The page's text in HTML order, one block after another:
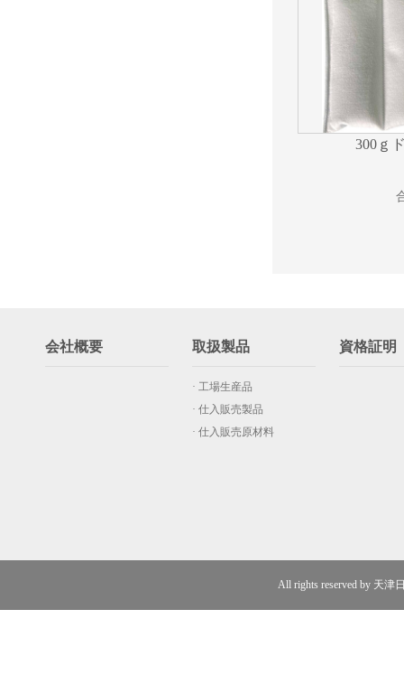
300ｇ
会社概要 取扱製品
· 工場生産品
· 仕入販売製品
· 仕入販売原材料
資格証明
All rights reserved by 天